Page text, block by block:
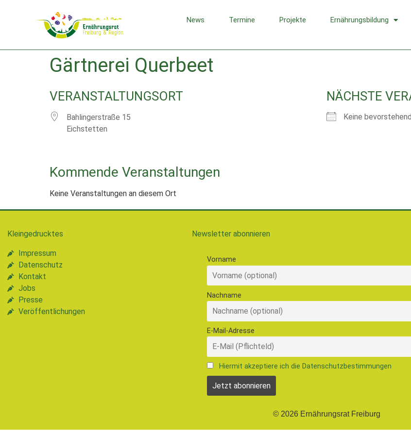
News Termine Projekte Ernährungsbildung
Gärtnerei Querbeet
VERANSTALTUNGSORT
Bahlingerstraße 15
Eichstetten
NÄCHSTE
Keine
Kommende Veranstaltungen
Keine Veranstaltungen an diesem Ort
Kleingedrucktes
Impressum
Datenschutz
Kontakt
Jobs
Presse
Veröffentlichungen
Newsletter abonnieren
Vorname
Nachname
E-Mail-Adresse
Hiermit akzeptiere ich die Datenschutzbestimmungen
© 2026 Ernährungsrat Freiburg